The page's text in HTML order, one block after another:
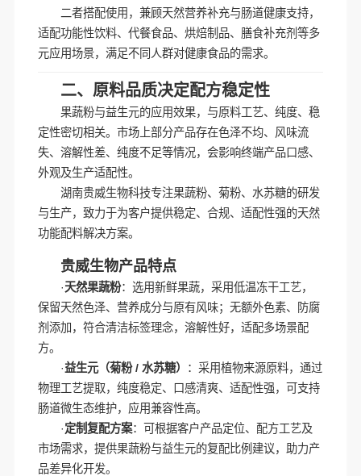
二者搭配使用，兼顾天然营养补充与肠道健康支持，
适配功能性饮料、代餐食品、烘焙制品、膳食补充剂等多
元应用场景，满足不同人群对健康食品的需求。
二、原料品质决定配方稳定性
果蔬粉与益生元的应用效果，与原料工艺、纯度、稳
定性密切相关。市场上部分产品存在色泽不均、风味流
失、溶解性差、纯度不足等情况，会影响终端产品口感、
外观及生产适配性。
湖南贵威生物科技专注果蔬粉、菊粉、水苏糖的研发
与生产，致力于为客户提供稳定、合规、适配性强的天然
功能配料解决方案。
贵威生物产品特点
·天然果蔬粉：选用新鲜果蔬，采用低温冻干工艺，
保留天然色泽、营养成分与原有风味；无额外色素、防腐
剂添加，符合清洁标签理念，溶解性好，适配多场景配
方。
·益生元（菊粉 / 水苏糖）
：采用植物来源原料，通过
物理工艺提取，纯度稳定、口感清爽、适配性强，可支持
肠道微生态维护，应用兼容性高。
·定制复配方案：可根据客户产品定位、配方工艺及
市场需求，提供果蔬粉与益生元的复配比例建议，助力产
品差异化开发。